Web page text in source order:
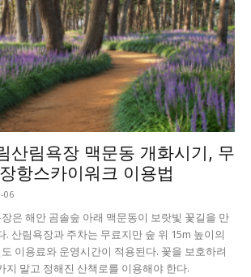
산림욕장 맥문동 개화시기, 무
항스카이워크 이용법
06
은 해안 곰솔숲 아래 맥문동이 보랏빛 꽃길을 만
. 산림욕장과 주차는 무료지만 숲 위 15m 높이의
이용료와 운영시간이 적용된다. 꽃을 보호하려
지 말고 정해진 산책로를 이용해야 한다.